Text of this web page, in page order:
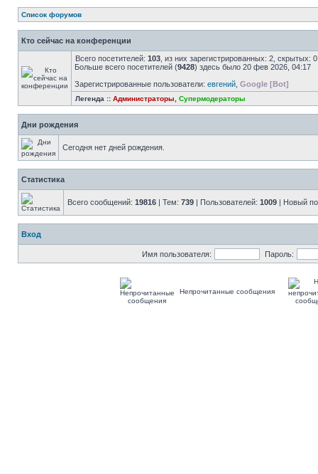
Список форумов
Кто сейчас на конференции
Всего посетителей: 103 , из них зарегистрированных: 2, скрытых:
Больше всего посетителей (9428) здесь было 20 фев 2026, 04:17
Зарегистрированные пользователи: евгений Google [Bot]
Легенда :: Администраторы Супермодераторы
Дни рождения
Сегодня нет дней рождения.
Статистика
Всего сообщений: 19816 | Тем: 739 | Пользователей: 1009 | Новый
Вход
Имя пользователя: Пароль:
Непрочитанные сообщения